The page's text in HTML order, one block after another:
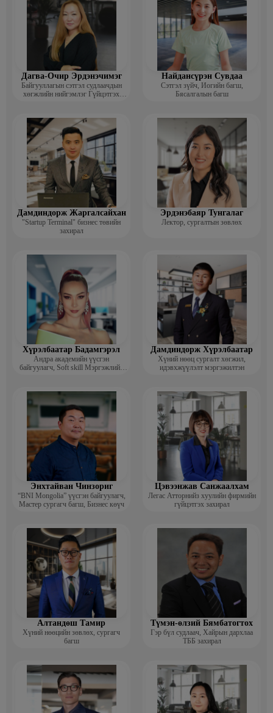
Дагва-Очир Эрдэнэчимэг
Байгууллагын сэтгэл судлаачдын
хөгжлийн нийгэмлэг Гүйцэтгэх
Найдансүрэн Сувдаа
Сэтгэл зүйч, Иогийн багш,
Бясалгалын багш
Дамдиндорж Жаргалсайхан
"Startup Terminal" бизнес төвийн
захирал
Эрдэнэбаяр Тунгалаг
Лектор, сургалтын зөвлөх
Хүрэлбаатар Бадамгэрэл
Андра академийн үүсгэн
байгуулагч, Soft skill Мэргэжлийн
Дамдиндорж Хүрэлбаатар
Хүний нөөц сургалт хөгжил,
идэвхжүүлэлт мэргэжилтэн
Энхтайван Чинзориг
“BNI Mongolia” үүсгэн байгуулагч,
Мастер сургагч багш, Бизнес көүч
Цэвээнжав Санжаалхам
Легас Атторнийз хуулийн фирмийн
гүйцэтгэх захирал
Алтандөш Тамир
Хүний нөөцийн зөвлөх, сургагч
багш
Түмэн-өлзий Бямбатогтох
Гэр бүл судлаач, Хайрын дархлаа
ТББ захирал